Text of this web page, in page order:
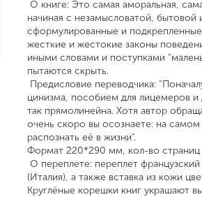
О книге: Это самая аморальная,
начиная с незамысловатой,
сформулированные и
жесткие и жестокие законы
иными словами и поступками
пытаются скрыть.
Предисловие переводчика:
цинизма, пособием для лицемеров
так прямолинейна. Хотя автор
очень скоро вы осознаете: на
распознать её в жизни".
Формат 220*290 мм, кол-во страниц
О переплете: переплет
(Италия), а также вставка из кожи
Круглёные корешки книг украшают